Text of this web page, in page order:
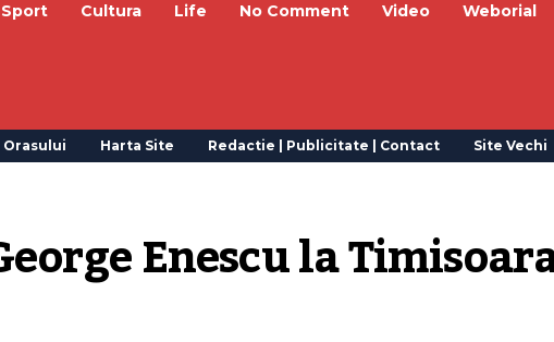
Sport Cultura Life No Comment Video
Weborial
Harta Site Redactie | Publicitate | Contact Site Vechi
Enescu la